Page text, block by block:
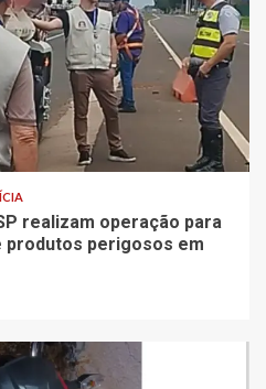
realizam operação para
perigosos em